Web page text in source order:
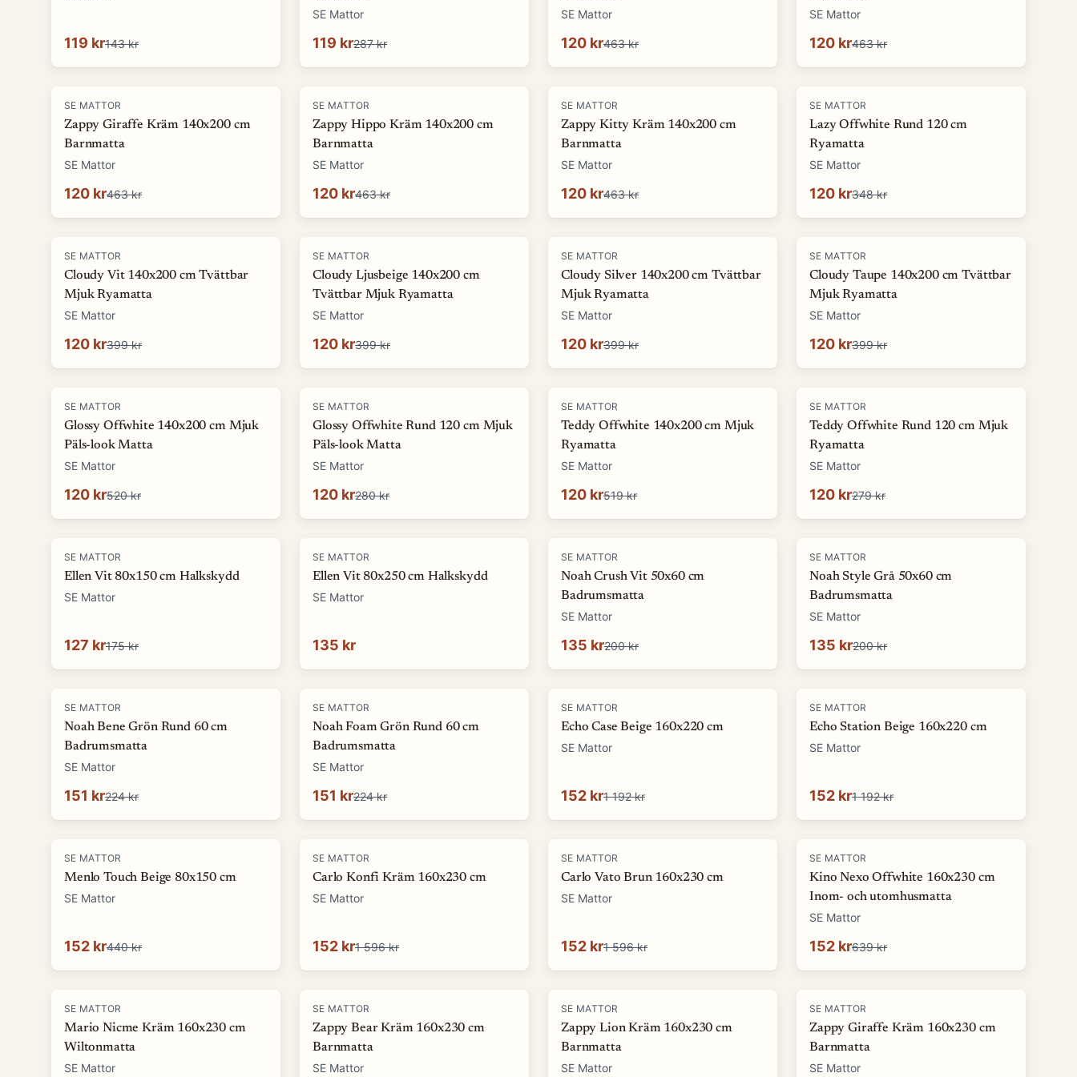
119 kr143 kr
SE Mattor
119 kr287 kr
SE Mattor
120 kr463 kr
SE Mattor
120 kr463 kr
-74 %
SE MATTOR
Zappy Giraffe Kräm 140x200 cm
Barnmatta
SE Mattor
120 kr463 kr
-74 %
SE MATTOR
Zappy Hippo Kräm 140x200 cm
Barnmatta
SE Mattor
120 kr463 kr
-74 %
SE MATTOR
Zappy Kitty Kräm 140x200 cm
Barnmatta
SE Mattor
120 kr463 kr
-66%
SE MATTOR
Lazy Offwhite Rund 120 cm
Ryamatta
SE Mattor
120 kr348 kr
-70%
SE MATTOR
Cloudy Vit 140x200 cm Tvättbar
Mjuk Ryamatta
SE Mattor
120 kr399 kr
-70%
SE MATTOR
Cloudy Ljusbeige 140x200 cm
Tvättbar Mjuk Ryamatta
SE Mattor
120 kr399 kr
-70%
SE MATTOR
Cloudy Silver 140x200 cm Tvättbar
Mjuk Ryamatta
SE Mattor
120 kr399 kr
-70%
SE MATTOR
Cloudy Taupe 140x200 cm Tvättbar
Mjuk Ryamatta
SE Mattor
120 kr399 kr
-77 %
SE MATTOR
Glossy Offwhite 140x200 cm Mjuk
Päls-look Matta
SE Mattor
120 kr520 kr
-57%
SE MATTOR
Glossy Offwhite Rund 120 cm Mjuk
Päls-look Matta
SE Mattor
120 kr280 kr
-77 %
SE MATTOR
Teddy Offwhite 140x200 cm Mjuk
Ryamatta
SE Mattor
120 kr519 kr
-57%
SE MATTOR
Teddy Offwhite Rund 120 cm Mjuk
Ryamatta
SE Mattor
120 kr279 kr
-27 %
SE MATTOR
Ellen Vit 80x150 cm Halkskydd
SE Mattor
127 kr175 kr
SE MATTOR
Ellen Vit 80x250 cm Halkskydd
SE Mattor
135 kr
-32%
SE MATTOR
Noah Crush Vit 50x60 cm
Badrumsmatta
SE Mattor
135 kr200 kr
-32%
SE MATTOR
Noah Style Grå 50x60 cm
Badrumsmatta
SE Mattor
135 kr200 kr
-33%
SE MATTOR
Noah Bene Grön Rund 60 cm
Badrumsmatta
SE Mattor
151 kr224 kr
-33%
SE MATTOR
Noah Foam Grön Rund 60 cm
Badrumsmatta
SE Mattor
151 kr224 kr
-87%
SE MATTOR
Echo Case Beige 160x220 cm
SE Mattor
152 kr1 192 kr
-87%
SE MATTOR
Echo Station Beige 160x220 cm
SE Mattor
152 kr1 192 kr
-65%
SE MATTOR
Menlo Touch Beige 80x150 cm
SE Mattor
152 kr440 kr
-90%
SE MATTOR
Carlo Konfi Kräm 160x230 cm
SE Mattor
152 kr1 596 kr
-90%
SE MATTOR
Carlo Vato Brun 160x230 cm
SE Mattor
152 kr1 596 kr
-76%
SE MATTOR
Kino Nexo Offwhite 160x230 cm
Inom- och utomhusmatta
SE Mattor
152 kr639 kr
-62%
SE MATTOR
Mario Nicme Kräm 160x230 cm
Wiltonmatta
SE Mattor
-73%
SE MATTOR
Zappy Bear Kräm 160x230 cm
Barnmatta
SE Mattor
-73%
SE MATTOR
Zappy Lion Kräm 160x230 cm
Barnmatta
SE Mattor
-73%
SE MATTOR
Zappy Giraffe Kräm 160x230 cm
Barnmatta
SE Mattor